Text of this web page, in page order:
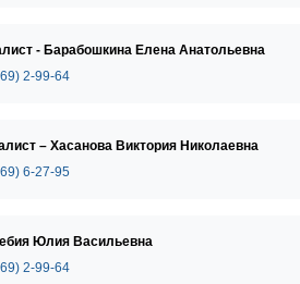
- Барабошкина Елена Анатольевна
2-99-64
– Хасанова Виктория Николаевна
6-27-95
Юлия Васильевна
2-99-64